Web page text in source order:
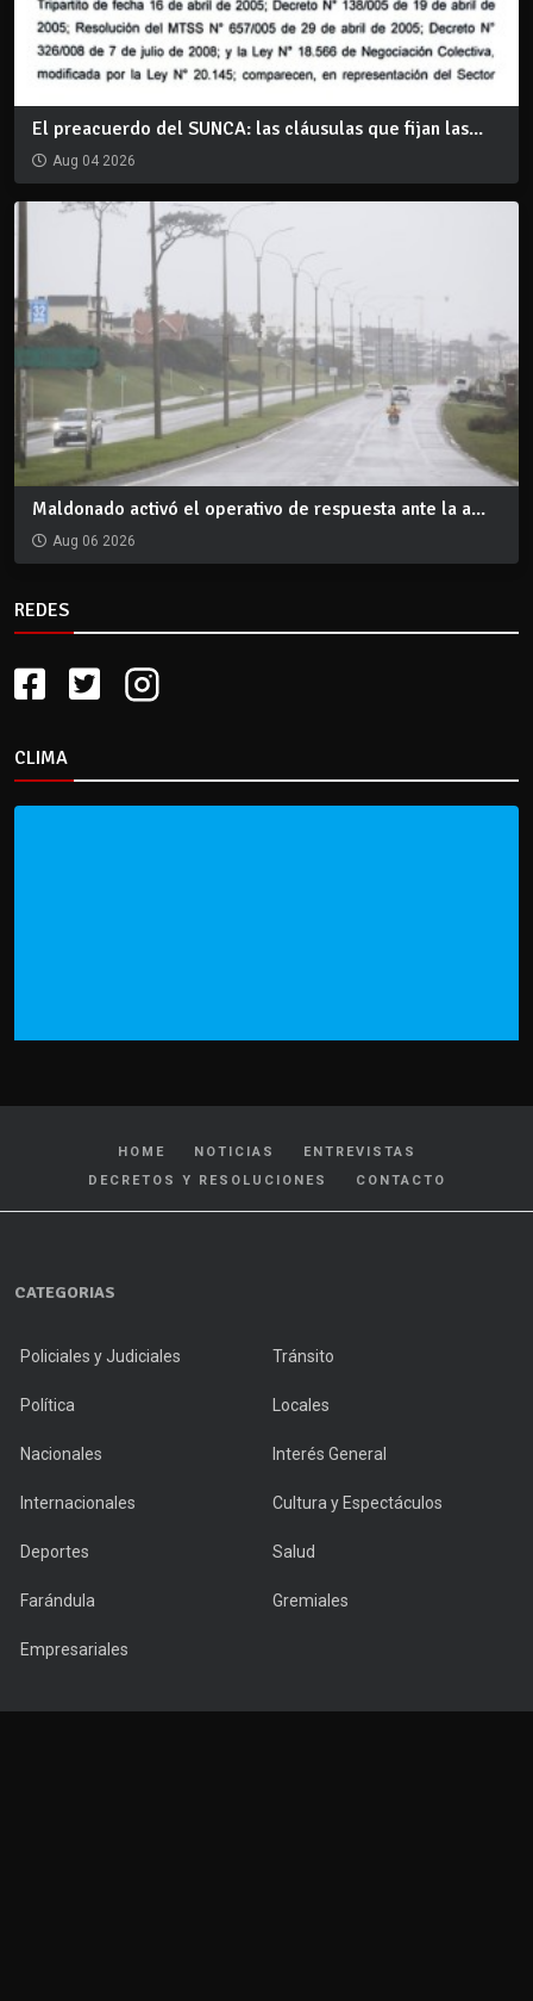
El preacuerdo del SUNCA: las cláusulas que fijan las...
Aug 04 2026
Maldonado activó el operativo de respuesta ante la a...
Aug 06 2026
REDES
CLIMA
HOME NOTICIAS
ENTREVISTAS
DECRETOS Y RESOLUCIONES
CONTACTO
CATEGORIAS
Policiales y Judiciales Tránsito
Política Locales
Nacionales Interés General
Internacionales Cultura y Espectáculos
Deportes Salud
Farándula Gremiales
Empresariales